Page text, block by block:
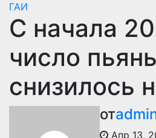
ГАИ
С начала
число
снизилось
от
Апр 13,